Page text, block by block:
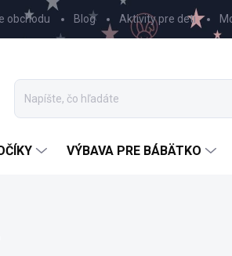
obchodu Blog Aktivity pre deti
VÝBAVA PRE BÁBÄTKO